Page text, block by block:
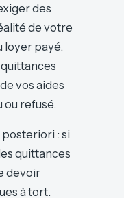
des
de votre
loyer payé.
vos aides
ou refusé.
: si
quittances
devoir
à tort.